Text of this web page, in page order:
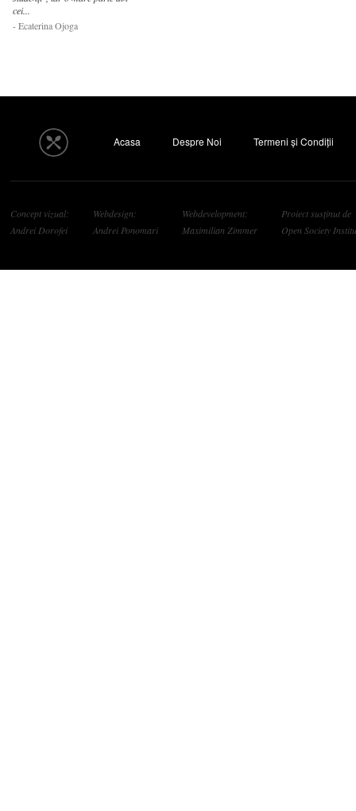
cei...
Ecaterina Ojoga
Acasa Despre Noi Termeni și Condiții
Concept vizual:
Andrei Dorofei
Webdesign:
Andrei Ponomari
Webdevelopment:
Maximilian Zimmer
Proiect susținut de
Open Society